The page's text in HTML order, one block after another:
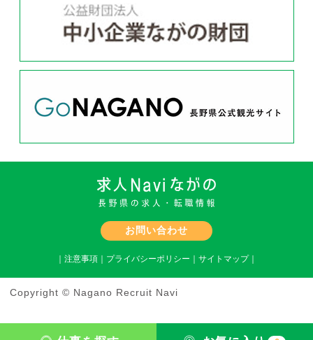
お問い合わせ
｜ 注意事項｜ プライバシーポリシー ｜ サイトマップ｜
Copyright © Nagano Recruit Navi